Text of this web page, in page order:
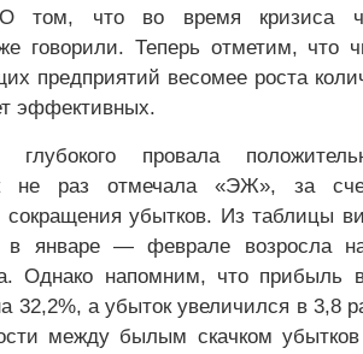
том, что во время кризиса
говорили. Теперь отметим, что
предприятий весомее роста
эффективных.
провала
не раз отмечала «ЭЖ», за
сокращения убытков. Из таблицы
в январе — феврале возросла
Однако напомним, что прибыль
32,2%, а убыток увеличился в 3,8
между былым скачком